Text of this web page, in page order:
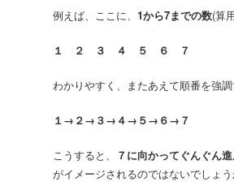
例えば、ここに、 1から7までの数(算
１ ２ ３ ４ ５ ６ ７
わかりやすく、またあえて順番を強
１→２→３→４→５→６→７
こうすると、
７に向かってぐんぐん
がイメージされるのではないでしょ